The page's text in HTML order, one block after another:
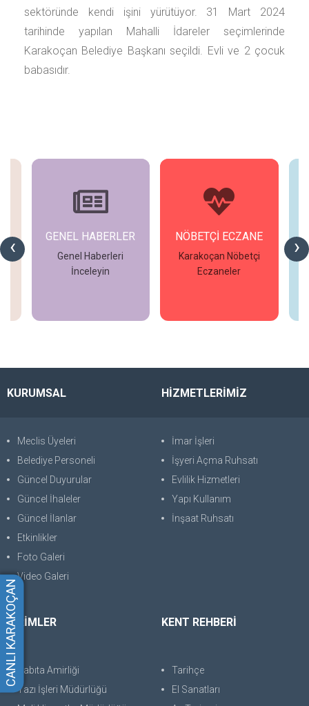
CANLI KARAKOÇAN
sektöründe kendi işini yürütüyor. 31 Mart 2024
tarihinde yapılan Mahalli İdareler seçimlerinde
Karakoçan Belediye Başkanı seçildi. Evli ve 2 çocuk
babasıdır.
‹ ›
GENEL HABERLER
Genel Haberleri
İnceleyin
NÖBETÇİ ECZANE
Karakoçan Nöbetçi
Eczaneler
KURUMSAL
Meclis Üyeleri
Belediye Personeli
Güncel Duyurular
Güncel İhaleler
Güncel İlanlar
Etkinlikler
Foto Galeri
Video Galeri
HİZMETLERİMİZ
İmar İşleri
İşyeri Açma Ruhsatı
Evlilik Hizmetleri
Yapı Kullanım
İnşaat Ruhsatı
BİRİMLER
Zabıta Amirliği
Yazı İşleri Müdürlüğü
KENT REHBERİ
Tarihçe
El Sanatları